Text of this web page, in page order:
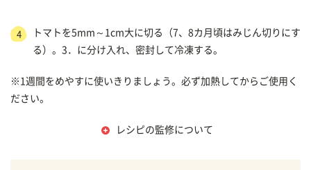
4
トマトを5mm～1cm大に切る（7、8カ月頃はみじん切りにす
る）。3．に分け入れ、密封して冷凍する。
※1週間をめやすに使いきりましょう。必ず加熱してからご使用く
ださい。
レシピの監修について